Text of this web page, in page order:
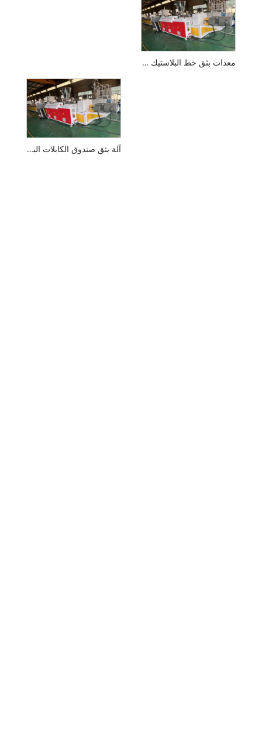
معدات بثق خط البلاستيك الحجري PVC
آلة بثق صندوق الكابلات البلاستيكية